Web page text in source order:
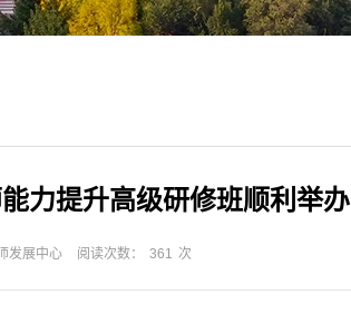
力提升高级研修班顺利举办
发展中心 阅读次数： 361 次